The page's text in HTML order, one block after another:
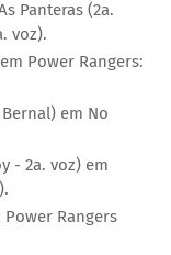
Panteras (2a.
voz).
Power Rangers:
em No
- 2a. voz) em
Rangers